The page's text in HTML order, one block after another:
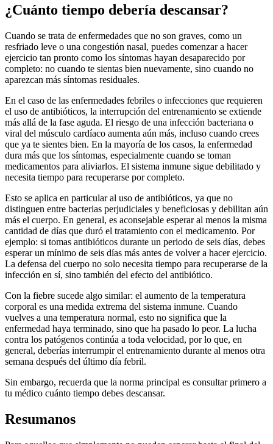
¿Cuánto tiempo debería descansar?
Cuando se trata de enfermedades que no son graves, como un
resfriado leve o una congestión nasal, puedes comenzar a hacer
ejercicio tan pronto como los síntomas hayan desaparecido por
completo: no cuando te sientas bien nuevamente, sino cuando no
aparezcan más síntomas residuales.
En el caso de las enfermedades febriles o infecciones que requieren
el uso de antibióticos, la interrupción del entrenamiento se extiende
más allá de la fase aguda. El riesgo de una infección bacteriana o
viral del músculo cardíaco aumenta aún más, incluso cuando crees
que ya te sientes bien. En la mayoría de los casos, la enfermedad
dura más que los síntomas, especialmente cuando se toman
medicamentos para aliviarlos. El sistema inmune sigue debilitado y
necesita tiempo para recuperarse por completo.
Esto se aplica en particular al uso de antibióticos, ya que no
distinguen entre bacterias perjudiciales y beneficiosas y debilitan aún
más el cuerpo. En general, es aconsejable esperar al menos la misma
cantidad de días que duró el tratamiento con el medicamento. Por
ejemplo: si tomas antibióticos durante un periodo de seis días, debes
esperar un mínimo de seis días más antes de volver a hacer ejercicio.
La defensa del cuerpo no solo necesita tiempo para recuperarse de la
infección en sí, sino también del efecto del antibiótico.
Con la fiebre sucede algo similar: el aumento de la temperatura
corporal es una medida extrema del sistema inmune. Cuando
vuelves a una temperatura normal, esto no significa que la
enfermedad haya terminado, sino que ha pasado lo peor. La lucha
contra los patógenos continúa a toda velocidad, por lo que, en
general, deberías interrumpir el entrenamiento durante al menos otra
semana después del último día febril.
Sin embargo, recuerda que la norma principal es consultar primero a
tu médico cuánto tiempo debes descansar.
Resumanos